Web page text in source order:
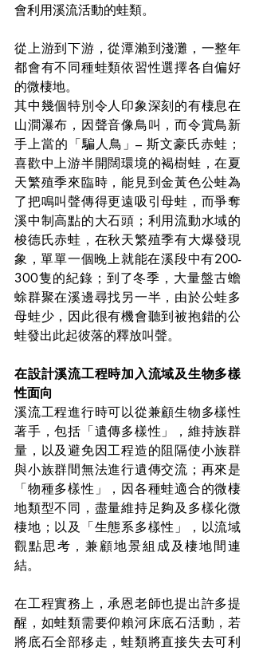
會利用溪流活動的蛙類。
從上游到下游，從潭瀨到淺灘，一整年
都會有不同種蛙類依習性選擇各自偏好
的微棲地。
其中幾個特別令人印象深刻的有棲息在
山澗瀑布，因聲音像鳥叫，而令賞鳥新
手上當的「騙人鳥」– 斯文豪氏赤蛙；
喜歡中上游半開闊環境的褐樹蛙，在夏
天繁殖季來臨時，能見到金黃色公蛙為
了把鳴叫聲傳得更遠吸引母蛙，而爭奪
溪中制高點的大石頭；利用流動水域的
梭德氏赤蛙，在秋天繁殖季有大爆發現
象，單單一個晚上就能在溪段中有200-
300隻的紀錄；到了冬季，大量盤古蟾
蜍群聚在溪邊尋找另一半，由於公蛙多
母蛙少，因此很有機會聽到被抱錯的公
蛙發出此起彼落的釋放叫聲。
在設計溪流工程時加入流域及生物多樣
性面向
溪流工程進行時可以從兼顧生物多樣性
著手，包括「遺傳多樣性」，維持族群
量，以及避免因工程造的阻隔使小族群
與小族群間無法進行遺傳交流；再來是
「物種多樣性」，因各種蛙適合的微棲
地類型不同，盡量維持足夠及多樣化微
棲地；以及「生態系多樣性」，以流域
觀點思考，兼顧地景組成及棲地間連
結。
在工程實務上，承恩老師也提出許多提
醒，如蛙類需要仰賴河床底石活動，若
將底石全部移走，蛙類將直接失去可利